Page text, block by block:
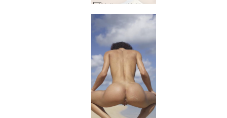
Melissa di tebing #8